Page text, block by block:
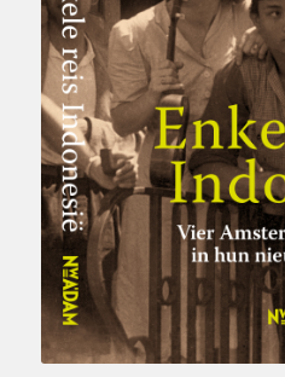
Begin twintig waren ze, toen ze in
met hun Indonesische
voeren. Tegen de stroom in, want
onafhankelijkheidsstrijd en
Republiek, ook in de roerige
blijven wonen, vier Amsterdamse
Indonesische familie in de
reis Indonesië vertelt hun verhaal.